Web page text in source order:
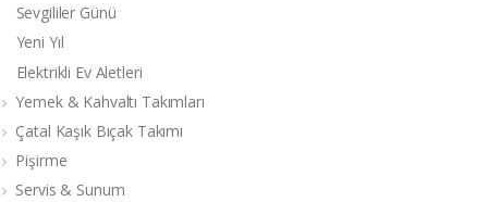
Sevgililer Günü
Yeni Yıl
Elektrikli Ev Aletleri
Yemek & Kahvaltı Takımları
Çatal Kaşık Bıçak Takımı
Pişirme
Servis & Sunum